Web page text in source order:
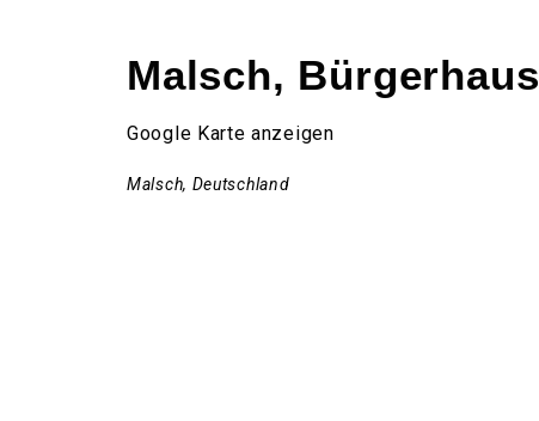
Malsch, Bürgerhaus
Google Karte anzeigen
Malsch, Deutschland